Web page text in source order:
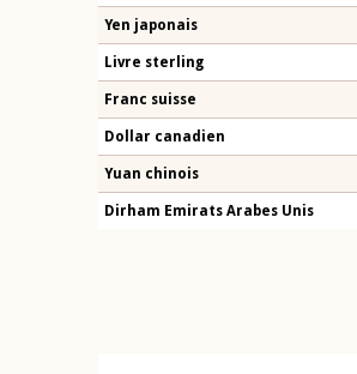
Yen japonais
Livre sterling
Franc suisse
Dollar canadien
Yuan chinois
Dirham Emirats Arabes Unis